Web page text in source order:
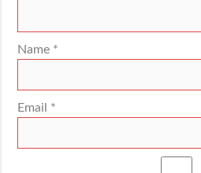
Name *
Email *